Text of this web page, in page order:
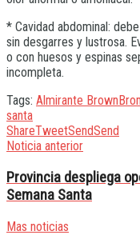
* Cavidad abdominal:
sin desgarres y lustrosa.
o con huesos y espinas
incompleta.
Tags: Almirante Brown
santa
ShareTweetSendSend
Noticia anterior
Provincia despliega
Semana Santa
Mas noticias